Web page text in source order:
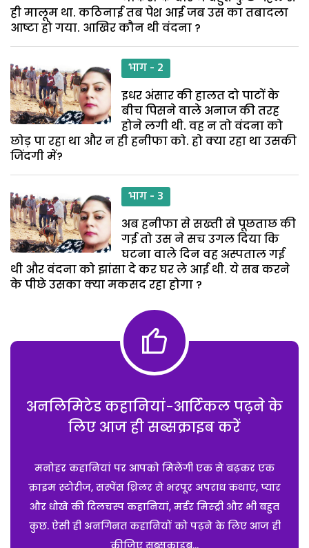
ही मालूम था. कठिनाई तब पेश आई जब उस का तबादला
आष्टा हो गया. आखिर कौन थी वंदना ?
भाग - 2
इधर अंसार की हालत दो पाटों के
बीच पिसने वाले अनाज की तरह
होने लगी थी. वह न तो वंदना को
छोड़ पा रहा था और न ही हनीफा को. हो क्या रहा था उसकी
जिंदगी में?
भाग - 3
अब हनीफा से सख्ती से पूछताछ की
गई तो उस ने सच उगल दिया कि
घटना वाले दिन वह अस्पताल गई
थी और वंदना को झांसा दे कर घर ले आई थी. ये सब करने
के पीछे उसका क्या मकसद रहा होगा ?
अनलिमिटेड कहानियां-आर्टिकल पढ़ने के
लिए आज ही सब्सक्राइब करें
मनोहर कहानियां पर आपको मिलेंगी एक से बढ़कर एक
क्राइम स्टोरीज, सस्पेंस थ्रिलर से भरपूर अपराध कथाएं, प्यार
और धोखे की दिलचस्प कहानियां, मर्डर मिस्ट्री और भी बहुत
कुछ. ऐसी ही अनगिनत कहानियों को पढ़ने के लिए आज ही
कीजिए सब्सक्राइब...